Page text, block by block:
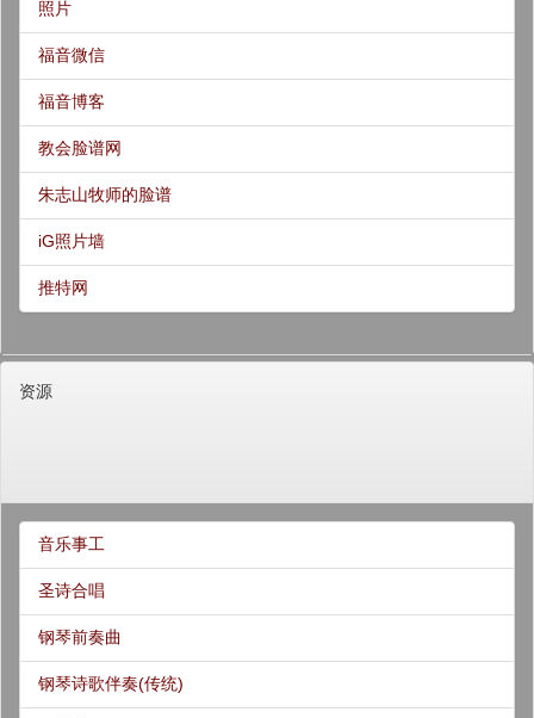
照片
福音微信
福音博客
教会脸谱网
朱志山牧师的脸谱
iG照片墙
推特网
资源
音乐事工
圣诗合唱
钢琴前奏曲
钢琴诗歌伴奏(传统)